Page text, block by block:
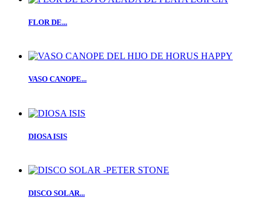
FLOR DE...
VASO CANOPE...
DIOSA ISIS
DISCO SOLAR...